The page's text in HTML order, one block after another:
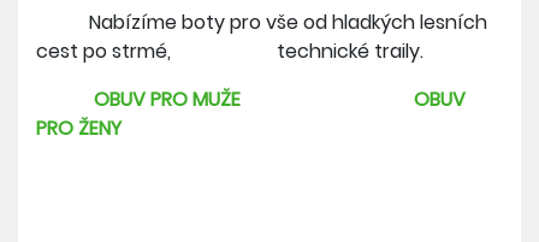
Nabízíme boty pro vše od hladkých lesních
cest po strmé, technické traily.
OBUV PRO MUŽE
OBUV
PRO ŽENY